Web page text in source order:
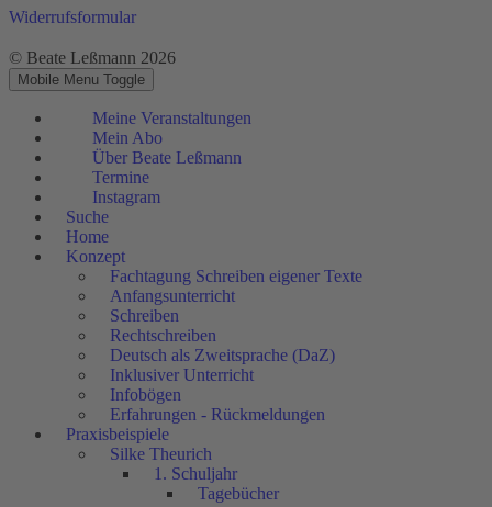
Widerrufsformular
© Beate Leßmann 2026
Mobile Menu Toggle
Meine Veranstaltungen
Mein Abo
Über Beate Leßmann
Termine
Instagram
Suche
Home
Konzept
Fachtagung Schreiben eigener Texte
Anfangsunterricht
Schreiben
Rechtschreiben
Deutsch als Zweitsprache (DaZ)
Inklusiver Unterricht
Infobögen
Erfahrungen - Rückmeldungen
Praxisbeispiele
Silke Theurich
1. Schuljahr
Tagebücher